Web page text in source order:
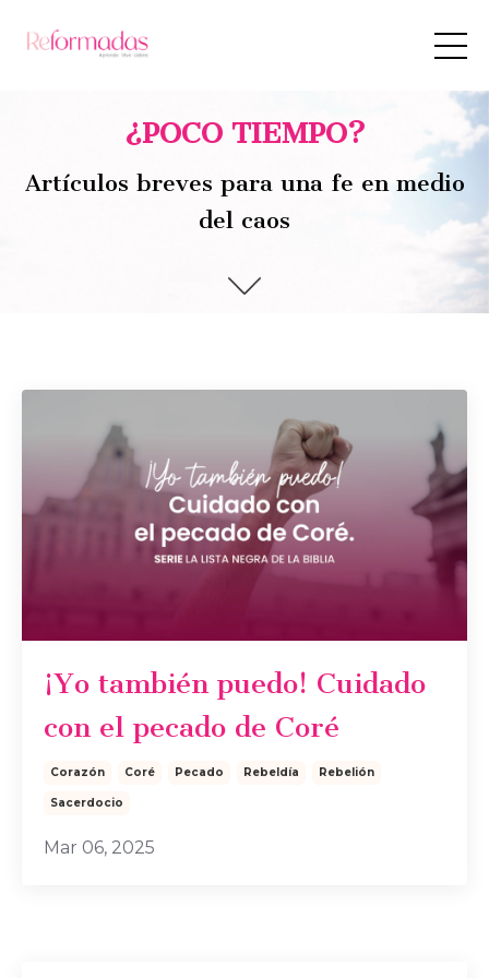
¿POCO TIEMPO?
Artículos breves para una fe en medio
del caos
¡Yo también puedo! Cuidado
con el pecado de Coré
Corazón Coré Pecado Rebeldía Rebelión
Sacerdocio
Mar 06, 2025